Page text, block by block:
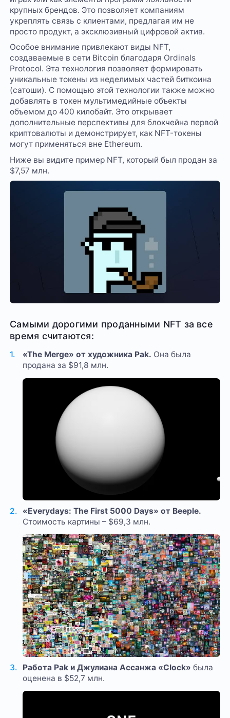
крупных брендов. Это позволяет компаниям
укреплять связь с клиентами, предлагая им не
просто продукт, а эксклюзивный цифровой актив.
Особое внимание привлекают виды NFT,
создаваемые в сети Bitcoin благодаря Ordinals
Protocol. Эта технология позволяет формировать
уникальные токены из неделимых частей биткоина
(сатоши). С помощью этой технологии также можно
добавлять в токен мультимедийные объекты
объемом до 400 килобайт. Это открывает
дополнительные перспективы для блокчейна первой
криптовалюты и демонстрирует, как NFT-токены
могут применяться вне Ethereum.
Ниже вы видите пример NFT, который был продан за
$7,57 млн.
Самыми дорогими проданными NFT за все
время считаются:
«The Merge» от художника Pak. Она была
продана за $91,8 млн.
«Everydays: The First 5000 Days» от Beeple.
Стоимость картины – $69,3 млн.
Работа Pak и Джулиана Ассанжа «Clock» была
оценена в $52,7 млн.